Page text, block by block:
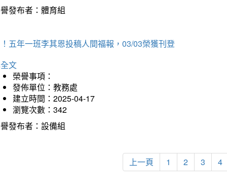
發布者：體育組
五年一班李其恩投稿人間福報，03/03榮獲刊登
文
榮譽事項：
發佈單位：教務處
建立時間：2025-04-17
瀏覽次數：342
發布者：設備組
上一頁 1 2 3 4